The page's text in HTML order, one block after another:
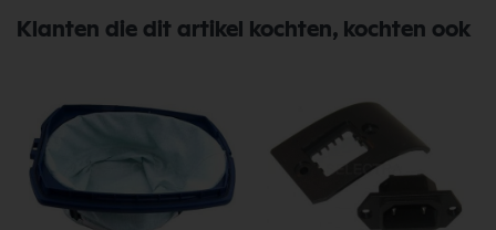
Klanten die dit artikel kochten, kochten ook